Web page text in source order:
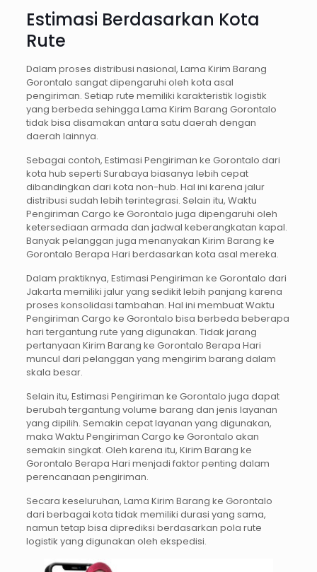
Estimasi Berdasarkan Kota
Rute
Dalam proses distribusi nasional, Lama Kirim Barang
Gorontalo sangat dipengaruhi oleh kota asal
pengiriman. Setiap rute memiliki karakteristik logistik
yang berbeda sehingga Lama Kirim Barang Gorontalo
tidak bisa disamakan antara satu daerah dengan
daerah lainnya.
Sebagai contoh, Estimasi Pengiriman ke Gorontalo dari
kota hub seperti Surabaya biasanya lebih cepat
dibandingkan dari kota non-hub. Hal ini karena jalur
distribusi sudah lebih terintegrasi. Selain itu, Waktu
Pengiriman Cargo ke Gorontalo juga dipengaruhi oleh
ketersediaan armada dan jadwal keberangkatan kapal.
Banyak pelanggan juga menanyakan Kirim Barang ke
Gorontalo Berapa Hari berdasarkan kota asal mereka.
Dalam praktiknya, Estimasi Pengiriman ke Gorontalo dari
Jakarta memiliki jalur yang sedikit lebih panjang karena
proses konsolidasi tambahan. Hal ini membuat Waktu
Pengiriman Cargo ke Gorontalo bisa berbeda beberapa
hari tergantung rute yang digunakan. Tidak jarang
pertanyaan Kirim Barang ke Gorontalo Berapa Hari
muncul dari pelanggan yang mengirim barang dalam
skala besar.
Selain itu, Estimasi Pengiriman ke Gorontalo juga dapat
berubah tergantung volume barang dan jenis layanan
yang dipilih. Semakin cepat layanan yang digunakan,
maka Waktu Pengiriman Cargo ke Gorontalo akan
semakin singkat. Oleh karena itu, Kirim Barang ke
Gorontalo Berapa Hari menjadi faktor penting dalam
perencanaan pengiriman.
Secara keseluruhan, Lama Kirim Barang ke Gorontalo
dari berbagai kota tidak memiliki durasi yang sama,
namun tetap bisa diprediksi berdasarkan pola rute
logistik yang digunakan oleh ekspedisi.